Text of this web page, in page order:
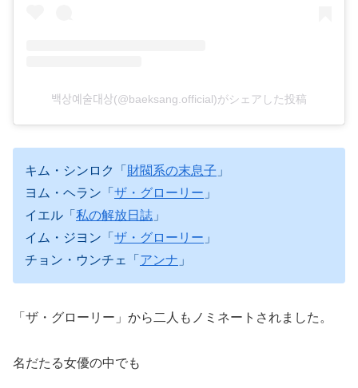
백상예술대상(@baeksang.official)がシェアした投稿
キム・シンロク「 財閥系の末息子 」
ヨム・ヘラン「 ザ・グローリー 」
イエル「 私の解放日誌 」
イム・ジヨン「 ザ・グローリー 」
チョン・ウンチェ「 アンナ 」
「ザ・グローリー」から二人もノミネートされました。
名だたる女優の中でも